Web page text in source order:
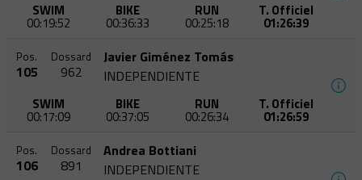
SWIM
00:19:52
BIKE
00:36:33
RUN
00:25:18
T. Officiel
01:26:39
Pos.
105
Dossard
962
Javier Giménez Tomás
INDEPENDIENTE
SWIM
00:17:09
BIKE
00:37:05
RUN
00:26:34
T. Officiel
01:26:59
Pos.
106
Dossard
891
Andrea Bottiani
INDEPENDIENTE